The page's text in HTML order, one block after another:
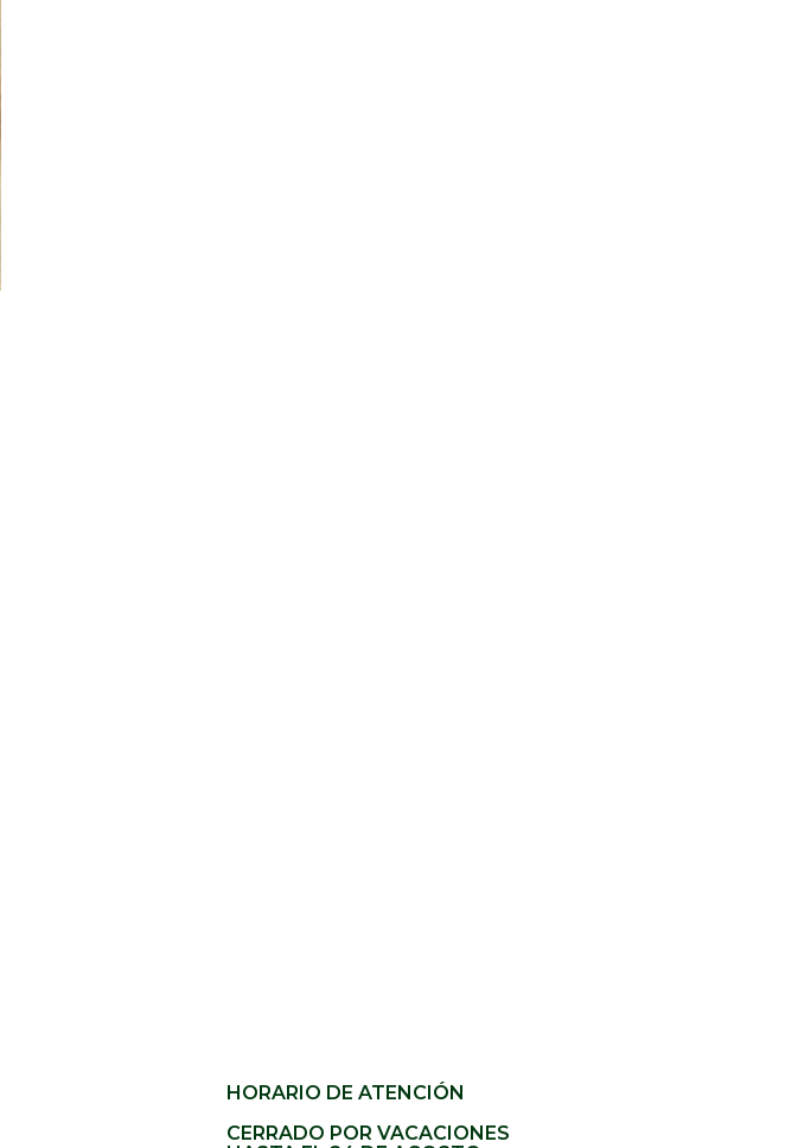
HORARIO DE ATENCIÓN
CERRADO POR VACACIONES